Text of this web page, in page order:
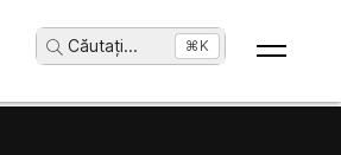
Căutați... ⌘K